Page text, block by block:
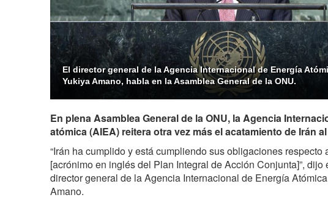
El director general de la Agencia Internacional de Energía
Yukiya Amano, habla en la Asamblea General de la ONU.
En plena Asamblea General de la ONU, la Agencia
atómica (AIEA) reitera otra vez más el acatamiento de Irán
“Irán ha cumplido y está cumpliendo sus obligaciones respecto
[acrónimo en inglés del Plan Integral de Acción Conjunta]”, dijo
director general de la Agencia Internacional de Energía
Amano.